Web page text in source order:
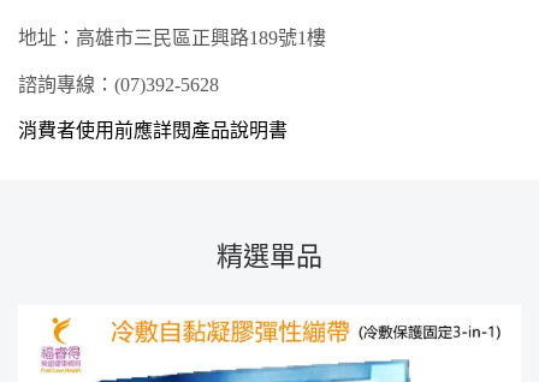
地址：高雄市三民 區正興路189號1樓
諮詢專線： (07)392-5628
消費者使用前應詳閱產品說明書
精選單品